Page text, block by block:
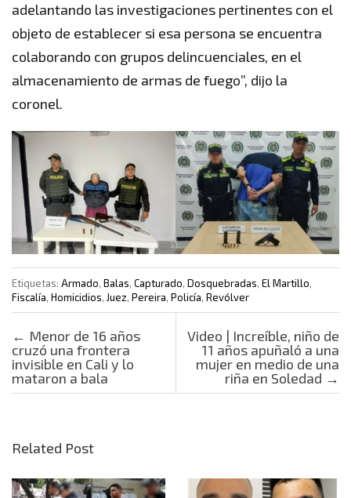
adelantando las investigaciones pertinentes con el
objeto de establecer si esa persona se encuentra
colaborando con grupos delincuenciales, en el
almacenamiento de armas de fuego”, dijo la
coronel.
Etiquetas: Armado, Balas, Capturado, Dosquebradas, El Martillo,
Fiscalía, Homicidios, Juez, Pereira, Policía, Revólver
Post navigation
← Menor de 16 años
cruzó una frontera
invisible en Cali y lo
mataron a bala
Video | Increíble, niño de
11 años apuñaló a una
mujer en medio de una
riña en Soledad →
Related Post